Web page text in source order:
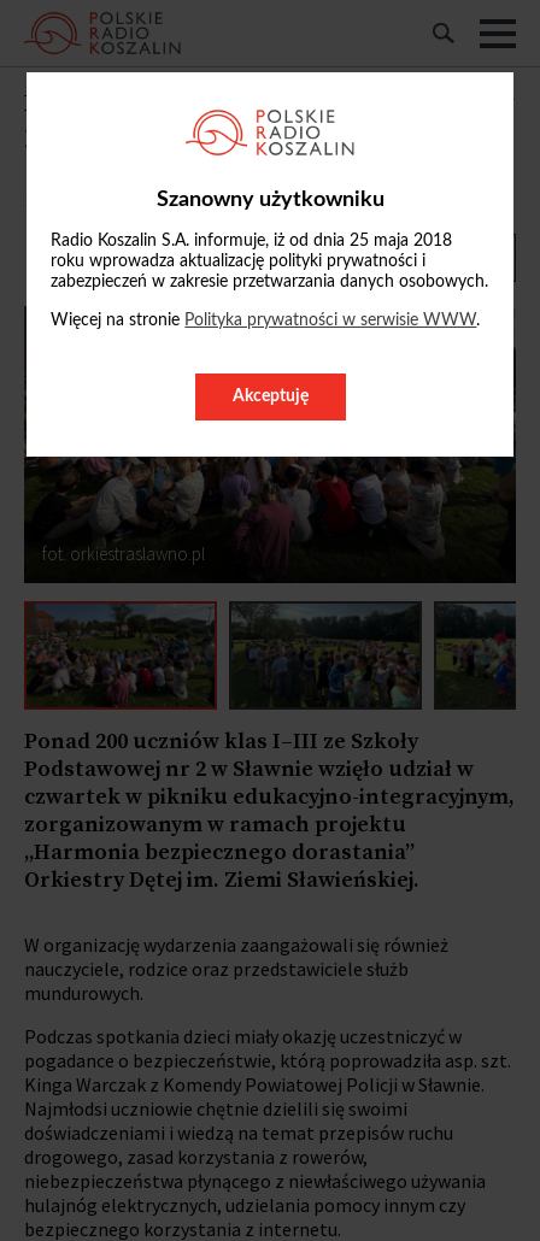
Szanowny użytkowniku
Radio Koszalin S.A. informuje, iż od dnia 25 maja 2018
roku wprowadza aktualizację polityki prywatności i
zabezpieczeń w zakresie przetwarzania danych osobowych.
Więcej na stronie Polityka prywatności w serwisie WWW.
Akceptuję
Bezpieczeństwo i zabawa, czyli wyjątkowy
piknik dla uczniów SP w Sławnie
fot. orkiestraslawno.pl
Ponad 200 uczniów klas I–III ze Szkoły
Podstawowej nr 2 w Sławnie wzięło udział w
czwartek w pikniku edukacyjno-integracyjnym,
zorganizowanym w ramach projektu
„Harmonia bezpiecznego dorastania”
Orkiestry Dętej im. Ziemi Sławieńskiej.
W organizację wydarzenia zaangażowali się również
nauczyciele, rodzice oraz przedstawiciele służb
mundurowych.
Podczas spotkania dzieci miały okazję uczestniczyć w
pogadance o bezpieczeństwie, którą poprowadziła asp. szt.
Kinga Warczak z Komendy Powiatowej Policji w Sławnie.
Najmłodsi uczniowie chętnie dzielili się swoimi
doświadczeniami i wiedzą na temat przepisów ruchu
drogowego, zasad korzystania z rowerów,
niebezpieczeństwa płynącego z niewłaściwego używania
hulajnóg elektrycznych, udzielania pomocy innym czy
bezpiecznego korzystania z internetu.